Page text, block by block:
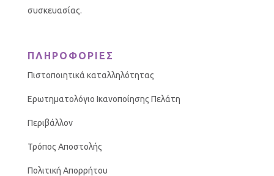
συσκευασίας.
ΠΛΗΡΟΦΟΡΙΕΣ
Πιστοποιητικά καταλληλότητας
Ερωτηματολόγιο Ικανοποίησης Πελάτη
Περιβάλλον
Τρόπος Αποστολής
Πολιτική Απορρήτου